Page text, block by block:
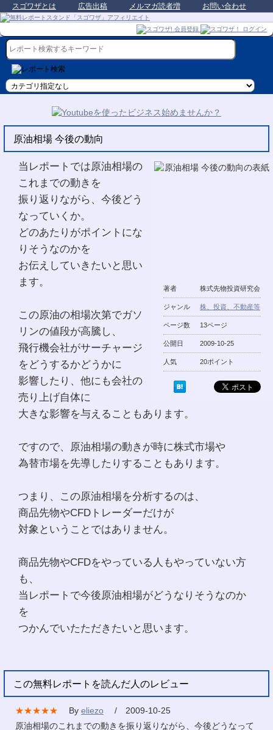
スゴワザとは 広告出稿 メルマガ読者増 お問い合わせ
原油相場 今後の動向
著者 株式先物投資研究会
ジャンル 株、投資、不動産等
ページ数 13ページ
公開日 2009-10-25
人気 20ポイント
当レポートでは原油相場の
これまでの動きを
振り返りながら、今後どう
なっていくか。
どのあたりがポイントにな
りそうなのかを
お伝えしていきたいと思い
ます。
この原油の相場次第でガソ
リンの値段が高騰し、
飛行機会社がサーチャージ
をどうするかどうかに
影響したり、他にも会社の
売り上げ自体に
大きな影響を与えることもあります。
ですので、原油相場の動きが時に株式市場や
為替市場を先導したりすることもあります。
つまり、この原油相場を分析するのは、
商品先物やCFDトレーダーだけが
対象ということではありません。
商品先物やCFDをやっている人もやっていない方
も、
当レポートで今後原油相場がどうなりそうなのか
を
つかんでいたただきたいと思います。
この無料レポートを読んだ人のレビュー
★★★★★ By eliezo
/ 2009-10-25
原油相場のこれまでの動きを振り返りながら、今後どうなって